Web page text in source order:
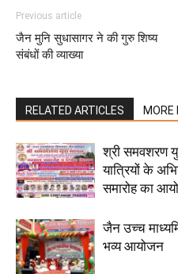
Previous article
जैन मुनि सुधासागर ने की गुरु शिष्य
संबंधों की व्याख्या
RELATED ARTICLES MORE
श्री समवशरण
यात्रियों के
समारोह का
जैन उच्च
भव्य आयोजन